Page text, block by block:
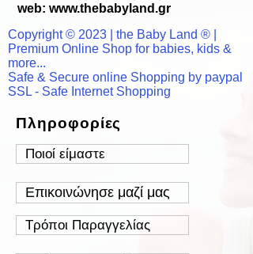
web: www.thebabyland.gr
Copyright © 2023 | the Baby Land ® |
Premium Online Shop for babies, kids &
more...
Safe & Secure online Shopping by paypal
SSL - Safe Internet Shopping
Πληροφορίες
Ποιοί είμαστε
Επικοινώνησε μαζί μας
Τρόποι Παραγγελίας